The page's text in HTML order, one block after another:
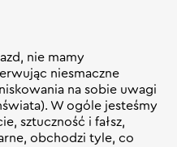
nie mamy
niesmaczne
na sobie uwagi
W ogóle jesteśmy
sztuczność i fałsz,
obchodzi tyle, co